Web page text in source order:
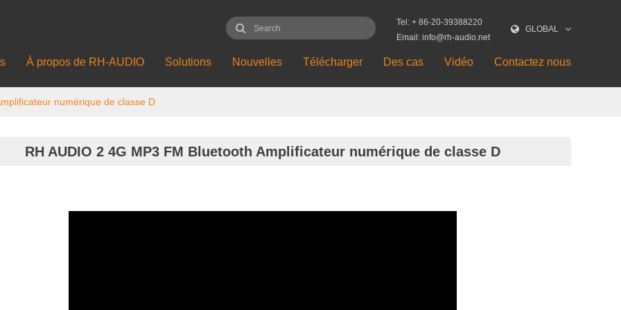
GLOBAL
Tel: + 86-20-39388220
Email: info@rh-audio.net
À propos de RH-AUDIO Solutions Nouvelles Télécharger Des cas Vidéo Contactez nous
numérique de classe D
RH AUDIO 2 4G MP3 FM Bluetooth Amplificateur numérique de classe D